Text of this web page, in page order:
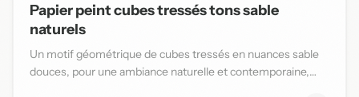
Papier peint cubes tressés tons sable
naturels
Un motif géométrique de cubes tressés en nuances sable
douces, pour une ambiance naturelle et contemporaine,